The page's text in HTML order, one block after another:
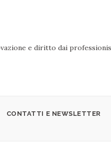
e diritto dai
CONTATTI E NEWSLETTER